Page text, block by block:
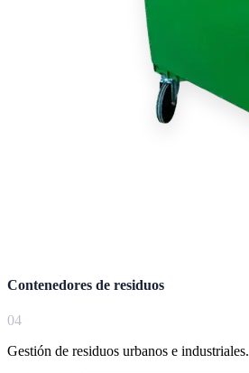
Contenedores de residuos
04
Gestión de residuos urbanos e industriales.